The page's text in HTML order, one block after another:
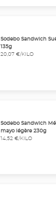
Sodebo Sandwich
135g
20,07 €/KILO
Sodebo Sandwich
mayo légère 230g
14,52 €/KILO